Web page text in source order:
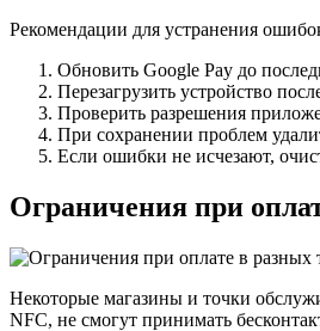
Рекомендации для устранения
Обновить Google Pay до
Перезагрузить устройство
Проверить разрешения
При сохранении проблем
Если ошибки не исчезают,
Ограничения при
Некоторые магазины и точки
NFC, не смогут принимать